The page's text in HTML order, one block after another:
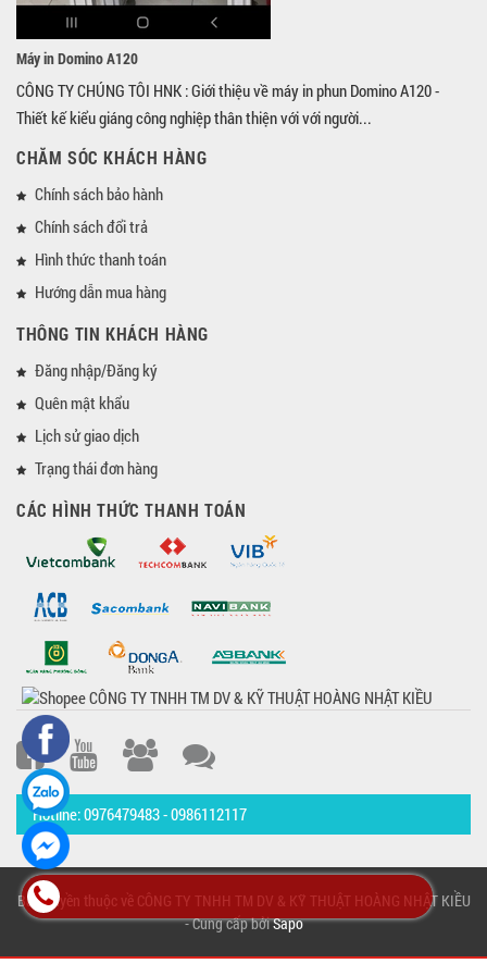
Máy in Domino A120
CÔNG TY CHÚNG TÔI HNK : Giới thiệu về máy in phun Domino A120 -
Thiết kế kiểu giáng công nghiệp thân thiện với với người...
CHĂM SÓC KHÁCH HÀNG
Chính sách bảo hành
Chính sách đổi trả
Hình thức thanh toán
Hướng dẫn mua hàng
THÔNG TIN KHÁCH HÀNG
Đăng nhập/Đăng ký
Quên mật khẩu
Lịch sử giao dịch
Trạng thái đơn hàng
CÁC HÌNH THỨC THANH TOÁN
Hotline: 0976479483 - 0986112117
Bản quyền thuộc về CÔNG TY TNHH TM DV & KỸ THUẬT HOÀNG NHẬT KIỀU
- Cung cấp bởiSapo